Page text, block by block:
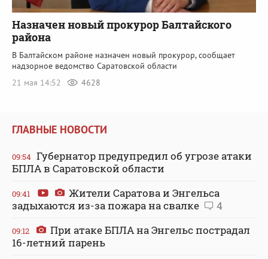
Назначен новый прокурор Балтайского
района
В Балтайском районе назначен новый прокурор, сообщает
надзорное ведомство Саратовской области
21 мая 14:52
4628
ГЛАВНЫЕ НОВОСТИ
09:54 Губернатор предупредил об угрозе атаки
БПЛА в Саратовской области
09:41
Жители Саратова и Энгельса
задыхаются из-за пожара на свалке
4
09:12
При атаке БПЛА на Энгельс пострадал
16-летний парень